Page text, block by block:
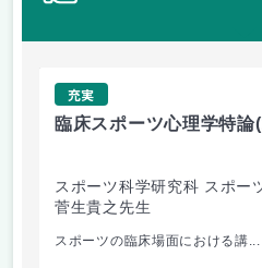
充実
臨床スポーツ心理学特論
スポーツ科学研究科 スポー
菅生貴之先生
スポーツの臨床場面における講...